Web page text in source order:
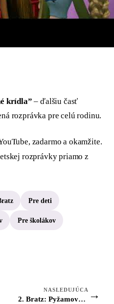
krídla” – ďalšiu časť
rozprávka pre celú rodinu.
zadarmo a okamžite.
rozprávky priamo z
Pre deti
Pre školákov
NASLEDUJÚCA
2. Bratz: Pyžamová party →